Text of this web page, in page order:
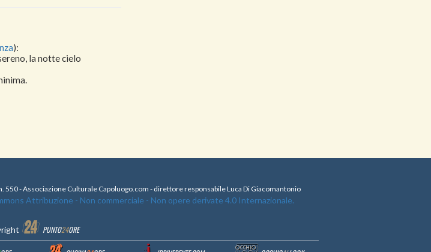
):
la notte cielo
- Associazione Culturale Capoluogo.com - direttore responsabile Luca Di Giacomantonio
Attribuzione - Non commerciale - Non opere derivate 4.0 Internazionale.
PUNTO24ORE